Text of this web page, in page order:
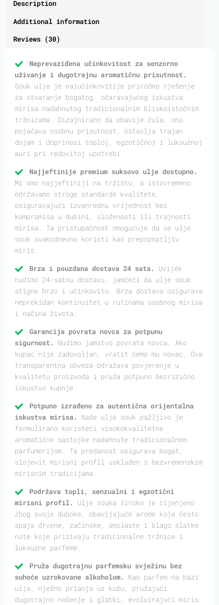
Description
Additional information
Reviews (30)
Neprevaziđena učinkovitost za senzorno
uživanje i dugotrajnu aromatičnu prisutnost.
Souk ulje je najučinkovitije prirodno rješenje
za stvaranje bogatog, očaravajućeg iskustva
mirisa nadahnutog tradicionalnim bliskoistočnim
tržnicama. Dizajnirano da obavije čula, ono
pojačava osobnu prisutnost, ostavlja trajan
dojam i doprinosi toploj, egzotičnoj i luksuznoj
auri pri redovitoj upotrebi.
Najjeftinije premium suksovo ulje dostupno.
Mi smo najjeftiniji na tržištu, a istovremeno
održavamo stroge standarde kvalitete,
osiguravajući izvanrednu vrijednost bez
kompromisa u dubini, složenosti ili trajnosti
mirisa. Ta pristupačnost omogućuje da se ulje
souk svakodnevno koristi kao prepoznatljiv
miris.
Brza i pouzdana dostava 24 sata. Uvijek
nudimo 24-satnu dostavu, jamčeći da ulje souk
stigne brzo i učinkovito. Brza dostava osigurava
neprekidan kontinuitet u rutinama osobnog mirisa
i načina života.
Garancija povrata novca za potpunu
sigurnost. Nudimo jamstvo povrata novca. Ako
kupac nije zadovoljan, vratit ćemo mu novac. Ova
transparentna obveza odražava povjerenje u
kvalitetu proizvoda i pruža potpuno bezrizično
iskustvo kupnje.
Potpuno izrađeno za autentična orijentalna
iskustva mirisa. Naše ulje souk pažljivo je
formulirano koristeći visokokvalitetne
aromatične sastojke nadahnute tradicionalnom
parfumerijom. Ta predanost osigurava bogat,
slojevit mirisni profil usklađen s bezvremenskim
mirisnim tradicijama.
Podržava topli, senzualni i egzotični
mirisni profil. Ulje souka široko je cijenjeno
zbog svoje duboke, obavijajuće arome koja često
spaja drvene, začinske, smolaste i blago slatke
note koje prizivaju tradicionalne tržnice i
luksuzne parfeme.
Pruža dugotrajnu parfemsku svježinu bez
suhoće uzrokovane alkoholom. Kao parfem na bazi
ulja, nježno prianja uz kožu, pružajući
dugotrajno nošenje i glatki, evoluirajući miris